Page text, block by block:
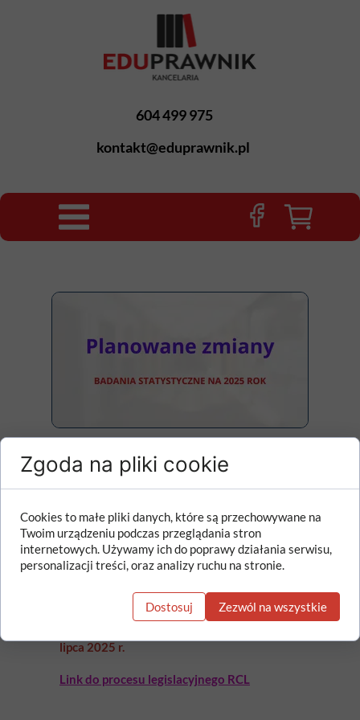
Projekt rozporządzenia Rady
rozporządzenie w sprawie programu
badań statystycznych statystyki
publicznej na rok 2025 (projekt z 18
marca 2025 r.)
lipca 2025 r.
Link do procesu legislacyjnego RCL
604 499 975
kontakt@eduprawnik.pl
Zgoda na pliki cookie
Cookies to małe pliki danych, które są przechowywane na
Twoim urządzeniu podczas przeglądania stron
internetowych. Używamy ich do poprawy działania serwisu,
personalizacji treści, oraz analizy ruchu na stronie.
Dostosuj Zezwól na wszystkie